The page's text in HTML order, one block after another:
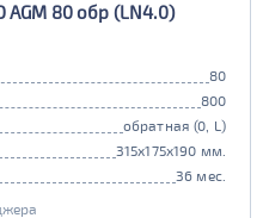
AGM 80 обр (LN4.0)
80
800
обратная (0, L)
315x175x190 мм.
36 мес.